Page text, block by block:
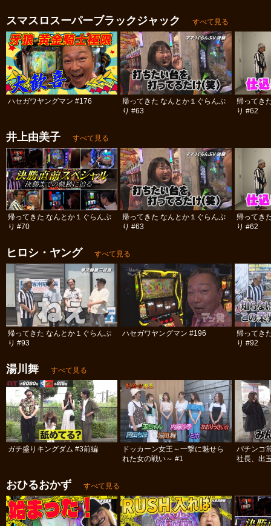
スマスロスーパーブラックジャック すべて見る
ハセガワヤングマン #176
帰ってきた なんとか１ぐらんぷ
り #63
帰ってき
り #62
井上由美子 すべて見る
帰ってきた なんとか１ぐらんぷ
り #70
帰ってきた なんとか１ぐらんぷ
り #63
帰ってき
り #62
ヒロシ・ヤング すべて見る
帰ってきた なんとか１ぐらんぷ
り #93
ハセガワヤングマン #196
帰ってき
り #92
湯川舞 すべて見る
ガチ盛りキングダム #3前編
ドッカーン女王～一撃に魅せら
れた女の戦い～ #1
パチンコ
社長、出
おひるおかず すべて見る